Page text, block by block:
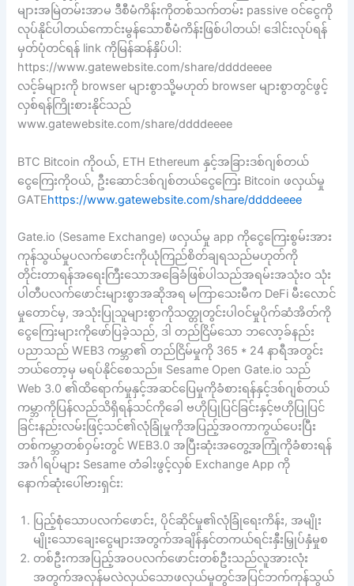
များအမြဲတမ်းအာမ ဒီစီမံကိန်းကိုတစ်သက်တမ်း passive ဝင်ငွေကို
လုပ်နိုင်ပါတယ်ကောင်းမွန်သောစီမံကိန်းဖြစ်ပါတယ်! ဒေါင်းလုပ်ရန်
မှတ်ပုံတင်ရန် link ကိုမြန်ဆန်နှိပ်ပါ:
https://www.gatewebsite.com/share/ddddeeee
လင့်ခ်များကို browser များစွာသို့မဟုတ် browser များစွာတွင်ဖွင့်
လှစ်ရန်ကြိုးစားနိုင်သည်
www.gatewebsite.com/share/ddddeeee
BTC Bitcoin ကိုဝယ်, ETH Ethereum နှင့်အခြားဒစ်ဂျစ်တယ်
ငွေကြေးကိုဝယ်, ဦးဆောင်ဒစ်ဂျစ်တယ်ငွေကြေး Bitcoin ဖလှယ်မှု
GATEhttps://www.gatewebsite.com/share/ddddeeee
Gate.io (Sesame Exchange) ဖလှယ်မှု app ကိုငွေကြေးစွမ်းအား
ကုန်သွယ်မှုပလက်ဖောင်းကိုယုံကြည်စိတ်ချရသည်မဟုတ်ကို
တိုင်းတာရန်အရေးကြီးသောအခြေခံဖြစ်ပါသည်အရမ်းအသုံးဝ သုံး
ပါတီပလက်ဖောင်းများစွာအဆိုအရ မကြာသေးမီက DeFi မီးလောင်
မှုတောင်မှ, အသုံးပြုသူများစွာကိုသတ္တုတွင်းပါဝင်မှုပိုက်ဆံအိတ်ကို
ငွေကြေးများကိုဖော်ပြခဲ့သည်, ဒါ တည်ငြိမ်သော ဘလော့ခ်နည်း
ပညာသည် WEB3 ကမ္ဘာ၏ တည်ငြိမ်မှုကို 365 * 24 နာရီအတွင်း
ဘယ်တော့မှ မရပ်နိုင်စေသည်။ Sesame Open Gate.io သည်
Web 3.0 ၏ထိရောက်မှုနှင့်အဆင်ပြေမှုကိုခံစားရန်နှင့်ဒစ်ဂျစ်တယ်
ကမ္ဘာကိုပြန်လည်သိရှိရန်သင်ကိုခေါ ဗဟိုပြုပြင်ခြင်းနှင့်ဗဟိုပြုပြင်
ခြင်းနည်းလမ်းဖြင့်သင်၏လုံခြုံမှုကိုအပြည့်အဝကာကွယ်ပေးပြီး
တစ်ကမ္ဘာတစ်ဝှမ်းတွင် WEB3.0 အပြီးဆုံးအတွေ့အကြုံကိုခံစားရန်
အင်္ဂါရပ်များ Sesame တံခါးဖွင့်လှစ် Exchange App ကို
နောက်ဆုံးပေါ်ဗားရှင်း:
ပြည့်စုံသောပလက်ဖောင်း, ပိုင်ဆိုင်မှု၏လုံခြုံရေးကိန်း, အမျိုး
မျိုးသောချေးငွေများအတွက်အချိန်နှင်တကယ်ရင်းနှီးမြှုပ်နှံမှုစ
တစ်ဦးကအပြည့်အဝပလက်ဖောင်းတစ်ဦးသည်လူအားလုံး
အတွက်အလှန်မလဲလှယ်သောဖလှယ်မှုတွင်အပြင်ဘက်ကုန်သွယ်